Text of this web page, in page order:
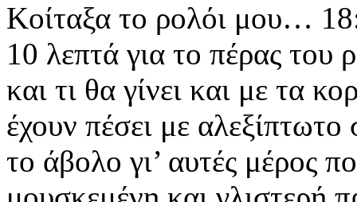
Κοίταξα το ρολόι μου…
10 λεπτά για το πέρας
και τι θα γίνει και με τα
έχουν πέσει με
το άβολο γι’ αυτές μέρος